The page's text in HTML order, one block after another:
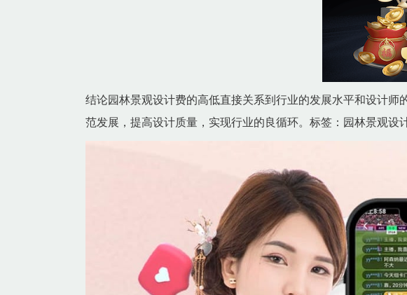
结论园林景观设计费的高低直接关系到行业的发展水平和设计师
范发展，提高设计质量，实现行业的良循环。标签：园林景观设